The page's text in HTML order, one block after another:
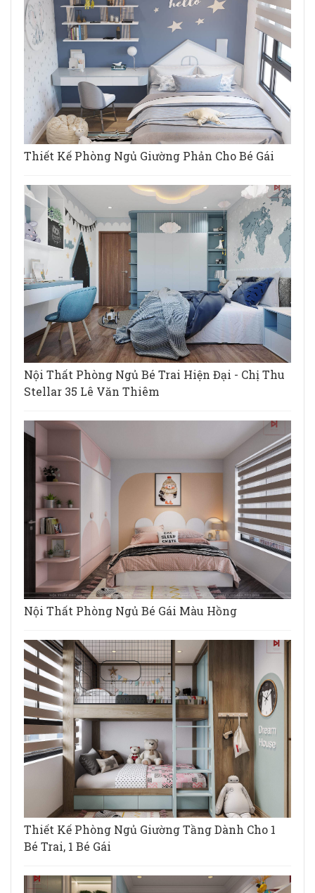
Thiết Kế Phòng Ngủ Giường Phản Cho Bé Gái
Nội Thất Phòng Ngủ Bé Trai Hiện Đại - Chị Thu
Stellar 35 Lê Văn Thiêm
Nội Thất Phòng Ngủ Bé Gái Màu Hồng
Thiết Kế Phòng Ngủ Giường Tầng Dành Cho 1
Bé Trai, 1 Bé Gái